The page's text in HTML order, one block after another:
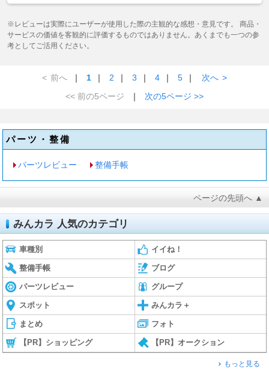
※レビューは実際にユーザーが使用した際の主観的な感想・意見です。 商品・
サービスの価値を客観的に評価するものではありません。あくまでも一つの参
考としてご活用ください。
< 前へ ｜ 1 ｜ 2 ｜ 3 ｜ 4 ｜ 5 ｜ 次へ >
<< 前の5ページ
｜ 次の5ページ >>
パーツ・整備
パーツレビュー 整備手帳
ページの先頭へ ▲
みんカラ 人気のカテゴリ
車種別 イイね！
整備手帳 ブログ
パーツレビュー グループ
スポット みんカラ＋
まとめ フォト
【PR】ショッピング 【PR】オークション
もっと見る